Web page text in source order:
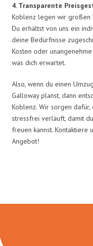
4. Transparente
Koblenz legen wir großen
Du erhältst von uns ein
deine Bedürfnisse
Kosten oder
was dich erwartet.
Also, wenn du einen
Galloway planst, dann
Koblenz. Wir sorgen
stressfrei verläuft, damit
freuen kannst. Kontaktiere
Angebot!